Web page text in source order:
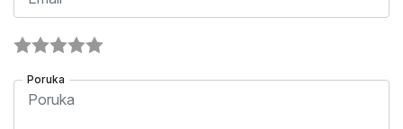
Poruka